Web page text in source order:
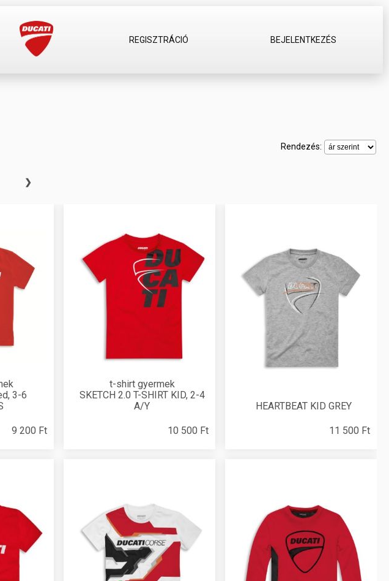
REGISZTRÁCIÓ BEJELENTKEZÉS
Rendezés:
❯
3-6
9 200 Ft
t-shirt gyermek
SKETCH 2.0 T-SHIRT KID, 2-4
A/Y
10 500 Ft
HEARTBEAT KID GREY
11 500 Ft